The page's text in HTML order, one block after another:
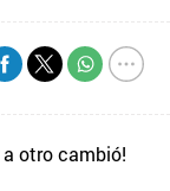
a otro cambió!